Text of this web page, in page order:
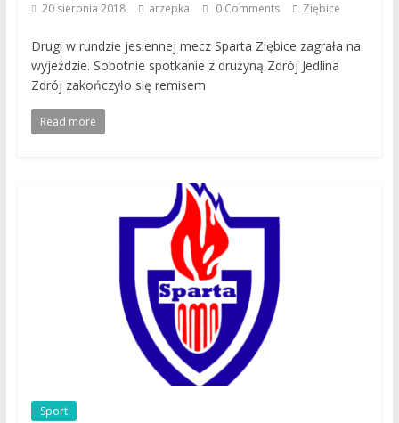
20 sierpnia 2018 arzepka 0 Comments Ziębice
Drugi w rundzie jesiennej mecz Sparta Ziębice zagrała na
wyjeździe. Sobotnie spotkanie z drużyną Zdrój Jedlina
Zdrój zakończyło się remisem
Read more
Sport